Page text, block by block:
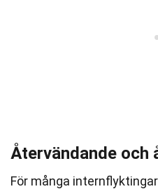
Återvändande och
För många